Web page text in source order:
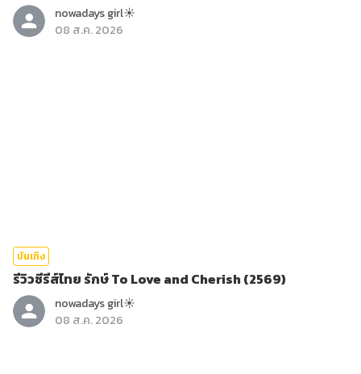
nowadays girl☀︎︎
08 ส.ค. 2026
บันเทิง
รีวิวซีรีส์ไทย รักษ์ To Love and Cherish (2569)
nowadays girl☀︎︎
08 ส.ค. 2026